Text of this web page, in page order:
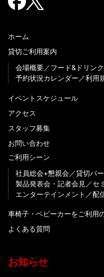
ホーム
貸切ご利用案内
会場概要
フード&ドリン
予約状況カレンダー
利用
イベントスケジュール
アクセス
スタッフ募集
お問い合わせ
ご利用シーン
社員総会+懇親会
貸切パ
製品発表会・記者会見
セ
エンターテインメント
配
車椅子・ベビーカーをご利用
よくある質問
お知らせ